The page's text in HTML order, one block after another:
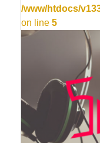
/www/htdocs/
on line 5